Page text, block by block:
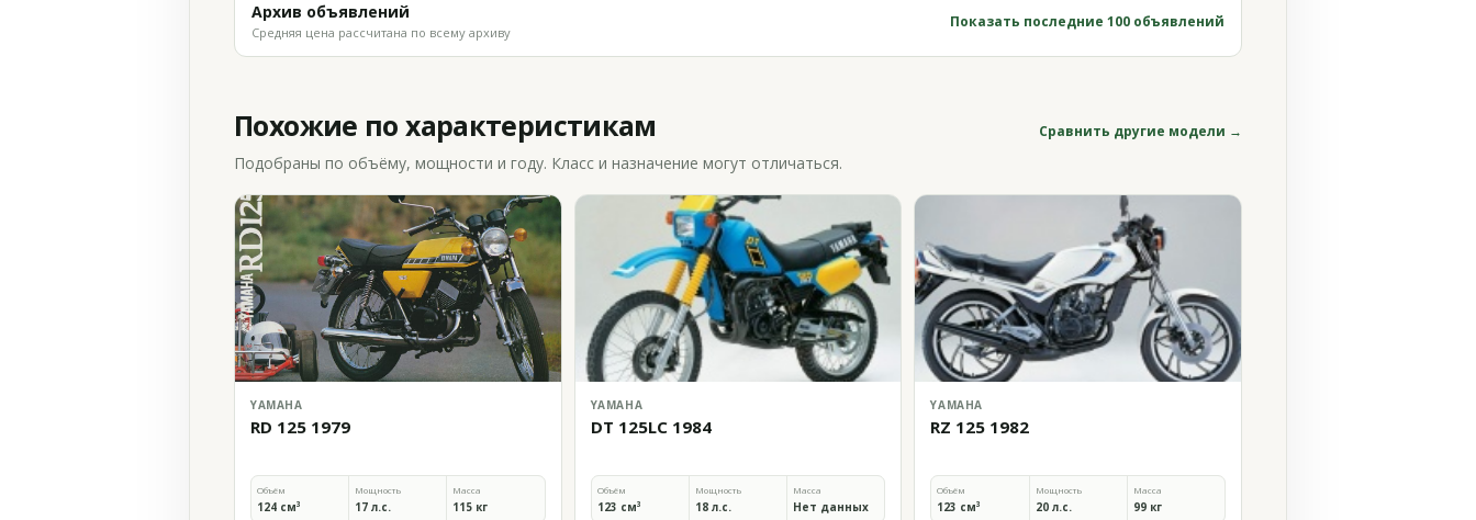
Архив объявлений
Средняя цена рассчитана по всему архиву
Показать последние 100 объявлений
Похожие по характеристикам Сравнить другие модели →
Подобраны по объёму, мощности и году. Класс и назначение могут отличаться.
YAMAHA
RD 125 1979
Объём
124 см³
Мощность
17 л.с.
Масса
115 кг
YAMAHA
DT 125LC 1984
Объём
123 см³
Мощность
18 л.с.
Масса
Нет данных
YAMAHA
RZ 125 1982
Объём
123 см³
Мощность
20 л.с.
Масса
99 кг